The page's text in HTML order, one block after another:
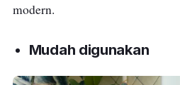
modern.
Mudah digunakan